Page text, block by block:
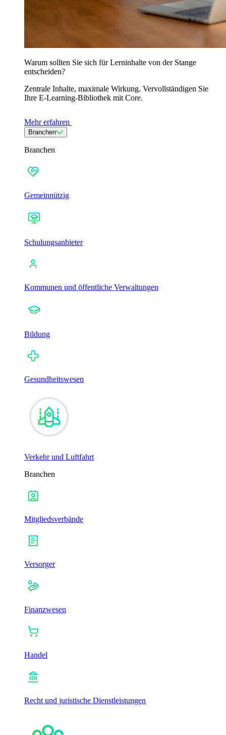
Warum sollten Sie sich für Lerninhalte von der Stange
entscheiden?
Zentrale Inhalte, maximale Wirkung. Vervollständigen Sie
Ihre E-Learning-Bibliothek mit Core.
Mehr erfahren
Branchen
Branchen
Gemeinnützig
Schulungsanbieter
Kommunen und öffentliche Verwaltungen
Bildung
Gesundheitswesen
Verkehr und Luftfahrt
Branchen
Mitgliedsverbände
Versorger
Finanzwesen
Handel
Recht und juristische Dienstleistungen